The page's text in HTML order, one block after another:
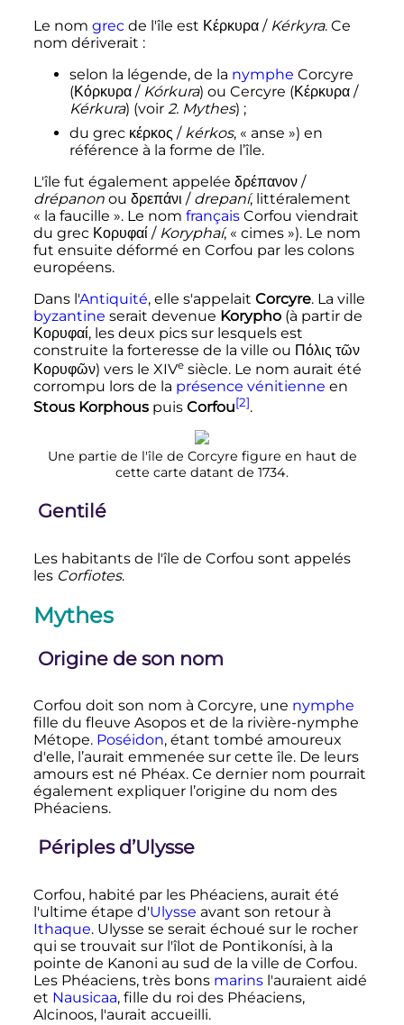
Le nom grecde l'île est Κέρκυρα / Kérkyra. Ce
nom dériverait :
selon la légende, de la nymphe Corcyre
(Κόρκυρα / Kórkura) ou Cercyre (Κέρκυρα /
Kérkura) (voir 2. Mythes) ;
du grec κέρκος / kérkos, « anse ») en
référence à la forme de l’île.
L'île fut également appelée δρέπανον /
drépanonou δρεπάνι / drepaní, littéralement
« la faucille ». Le nom françaisCorfou viendrait
du grec Κορυφαί / Koryphaí, « cimes »). Le nom
fut ensuite déformé en Corfou par les colons
européens.
Dans l'Antiquité, elle s'appelait Corcyre. La ville
byzantine serait devenue Korypho(à partir de
Κορυφαί, les deux pics sur lesquels est
construite la forteresse de la ville ou Πόλις τῶν
Κορυφῶν) vers le XIVe siècle. Le nom aurait été
corrompu lors de la présence vénitienne en
Stous Korphouspuis Corfou[2].
Une partie de l'île de Corcyre figure en haut de
cette carte datant de 1734.
Gentilé
Les habitants de l'île de Corfou sont appelés
les Corfiotes.
Mythes
Origine de son nom
Corfou doit son nom à Corcyre, une nymphe
fille du fleuve Asopos et de la rivière-nymphe
Métope. Poséidon, étant tombé amoureux
d'elle, l’aurait emmenée sur cette île. De leurs
amours est né Phéax. Ce dernier nom pourrait
également expliquer l’origine du nom des
Phéaciens.
Périples d’Ulysse
Corfou, habité par les Phéaciens, aurait été
l'ultime étape d'Ulysse avant son retour à
Ithaque. Ulysse se serait échoué sur le rocher
qui se trouvait sur l'îlot de Pontikonísi, à la
pointe de Kanoni au sud de la ville de Corfou.
Les Phéaciens, très bons marinsl'auraient aidé
et Nausicaa, fille du roi des Phéaciens,
Alcinoos, l'aurait accueilli.